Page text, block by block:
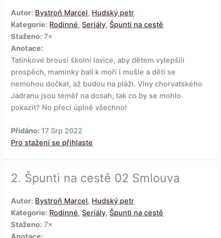
Autor: Bystroň Marcel, Hudský petr
Kategorie: Rodinné,Seriály,Špunti na cestě
Staženo: 7×
Anotace:
Tatínkové brousí školní lavice, aby dětem vylepšili
prospěch, maminky balí k moři i mušle a děti se
nemohou dočkat, až budou na pláži. Vlny chorvatského
Jadranu jsou téměř na dosah, tak co by se mohlo
pokazit? No přeci úplně všechno!
Přidáno: 17 Srp 2022
Pro stažení se přihlaste
2. Špunti na cestě 02 Smlouva
Autor: Bystroň Marcel, Hudský petr
Kategorie: Rodinné,Seriály,Špunti na cestě
Staženo: 7×